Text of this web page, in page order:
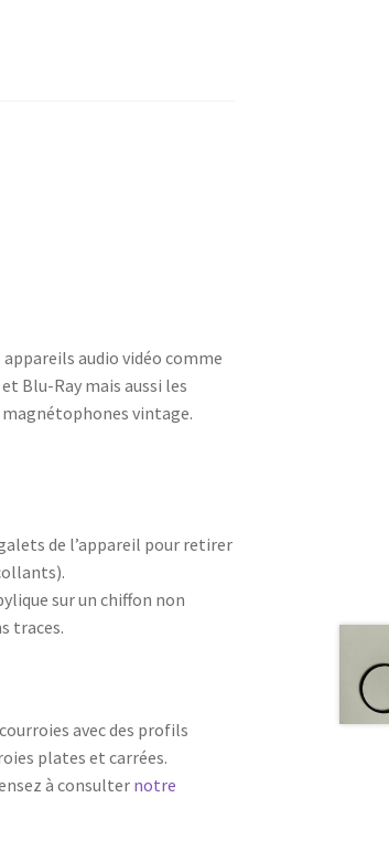
audio vidéo comme
Blu-Ray mais aussi les
vintage.
de l’appareil pour retirer
sur un chiffon non
traces.
avec des profils
plates et carrées.
à consulter notre